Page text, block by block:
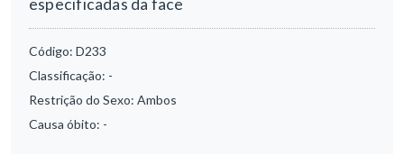
especificadas da face
Código: D233
Classificação: -
Restrição do Sexo: Ambos
Causa óbito: -